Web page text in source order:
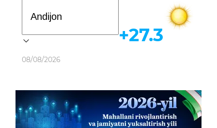
Ob-havo
08/08/2026
+27.3